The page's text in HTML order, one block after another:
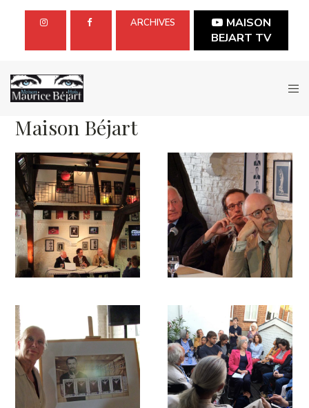
ARCHIVES
MAISON
BEJART TV
Maison Béjart